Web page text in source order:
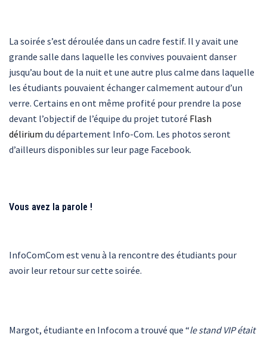
La soirée s’est déroulée dans un cadre festif. Il y avait une
grande salle dans laquelle les convives pouvaient danser
jusqu’au bout de la nuit et une autre plus calme dans laquelle
les étudiants pouvaient échanger calmement autour d’un
verre. Certains en ont même profité pour prendre la pose
devant l’objectif de l’équipe du projet tutoré Flash
délirium du département Info-Com. Les photos seront
d’ailleurs disponibles sur leur page Facebook.
Vous avez la parole !
InfoComCom est venu à la rencontre des étudiants pour
avoir leur retour sur cette soirée.
Margot, étudiante en Infocom a trouvé que “le stand VIP était